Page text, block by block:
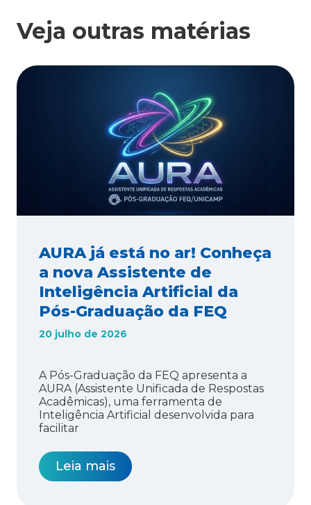
Veja outras matérias
AURA já está no ar! Conheça
a nova Assistente de
Inteligência Artificial da
Pós-Graduação da FEQ
20 julho de 2026
A Pós-Graduação da FEQ apresenta a
AURA (Assistente Unificada de Respostas
Acadêmicas), uma ferramenta de
Inteligência Artificial desenvolvida para
facilitar
Leia mais